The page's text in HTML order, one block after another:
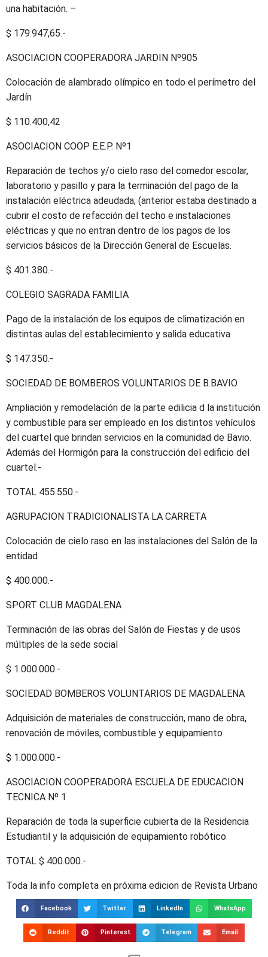
una habitación. –
$ 179.947,65.-
ASOCIACION COOPERADORA JARDIN Nº905
Colocación de alambrado olímpico en todo el perímetro del
Jardín
$ 110.400,42
ASOCIACION COOP E.E.P. Nº1
Reparación de techos y/o cielo raso del comedor escolar,
laboratorio y pasillo y para la terminación del pago de la
instalación eléctrica adeudada; (anterior estaba destinado a
cubrir el costo de refacción del techo e instalaciones
eléctricas y que no entran dentro de los pagos de los
servicios básicos de la Dirección General de Escuelas.
$ 401.380.-
COLEGIO SAGRADA FAMILIA
Pago de la instalación de los equipos de climatización en
distintas aulas del establecimiento y salida educativa
$ 147.350.-
SOCIEDAD DE BOMBEROS VOLUNTARIOS DE B.BAVIO
Ampliación y remodelación de la parte edilicia d la institución
y combustible para ser empleado en los distintos vehículos
del cuartel que brindan servicios en la comunidad de Bavio.
Además del Hormigón para la construcción del edificio del
cuartel.-
TOTAL 455.550.-
AGRUPACION TRADICIONALISTA LA CARRETA
Colocación de cielo raso en las instalaciones del Salón de la
entidad
$ 400.000.-
SPORT CLUB MAGDALENA
Terminación de las obras del Salón de Fiestas y de usos
múltiples de la sede social
$ 1.000.000.-
SOCIEDAD BOMBEROS VOLUNTARIOS DE MAGDALENA
Adquisición de materiales de construcción, mano de obra,
renovación de móviles, combustible y equipamiento
$ 1.000.000.-
ASOCIACION COOPERADORA ESCUELA DE EDUCACION
TECNICA Nº 1
Reparación de toda la superficie cubierta de la Residencia
Estudiantil y la adquisición de equipamiento robótico
TOTAL $ 400.000.-
Toda la info completa en próxima edicion de Revista Urbano
Facebook Twitter LinkedIn WhatsApp
Reddit Pinterest Telegram Email